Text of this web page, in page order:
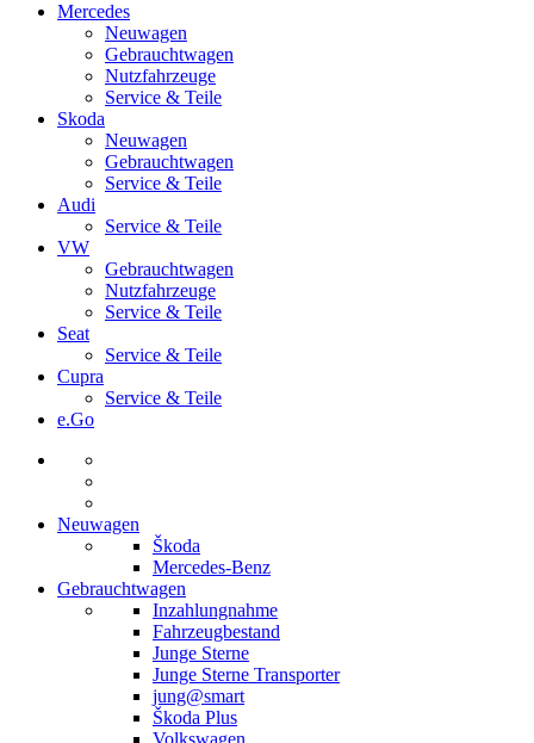
Mercedes
Neuwagen
Gebrauchtwagen
Nutzfahrzeuge
Service & Teile
Skoda
Neuwagen
Gebrauchtwagen
Service & Teile
Audi
Service & Teile
VW
Gebrauchtwagen
Nutzfahrzeuge
Service & Teile
Seat
Service & Teile
Cupra
Service & Teile
e.Go
Neuwagen
Škoda
Mercedes-Benz
Gebrauchtwagen
Inzahlungnahme
Fahrzeugbestand
Junge Sterne
Junge Sterne Transporter
jung@smart
Škoda Plus
Volkswagen